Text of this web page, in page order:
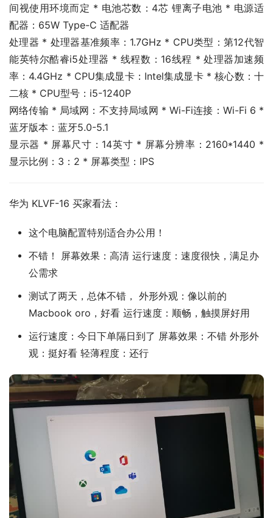
间视使用环境而定 * 电池芯数：4芯 锂离子电池 * 电源适
配器：65W Type-C 适配器
处理器 * 处理器基准频率：1.7GHz * CPU类型：第12代智
能英特尔酷睿i5处理器 * 线程数：16线程 * 处理器加速频
率：4.4GHz * CPU集成显卡：Intel集成显卡 * 核心数：十
二核 * CPU型号：i5-1240P
网络传输 * 局域网：不支持局域网 * Wi-Fi连接：Wi-Fi 6 *
蓝牙版本：蓝牙5.0-5.1
显示器 * 屏幕尺寸：14英寸 * 屏幕分辨率：2160*1440 *
显示比例：3：2 * 屏幕类型：IPS
华为 KLVF-16 买家看法：
这个电脑配置特别适合办公用！
不错！ 屏幕效果：高清 运行速度：速度很快，满足办
公需求
测试了两天，总体不错， 外形外观：像以前的
Macbook oro，好看 运行速度：顺畅，触摸屏好用
运行速度：今日下单隔日到了 屏幕效果：不错 外形外
观：挺好看 轻薄程度：还行